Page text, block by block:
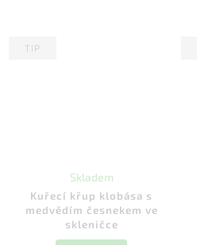
TIP
Kuřecí křup klobása s
medvědím česnekem ve
skleničce
Skladem